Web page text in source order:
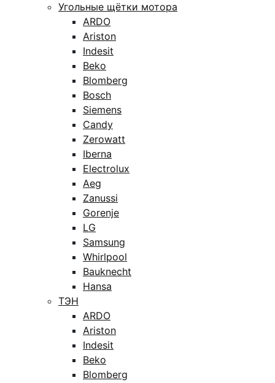
Угольные щётки мотора
ARDO
Ariston
Indesit
Beko
Blomberg
Bosch
Siemens
Candy
Zerowatt
Iberna
Electrolux
Aeg
Zanussi
Gorenje
LG
Samsung
Whirlpool
Bauknecht
Hansa
ТЭН
ARDO
Ariston
Indesit
Beko
Blomberg